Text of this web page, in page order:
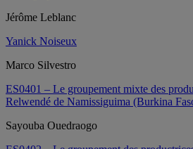
Jérôme Leblanc
Yanick Noiseux
Marco Silvestro
ES0401 – Le groupement mixte des
Relwendé de Namissiguima (Burkina
Sayouba Ouedraogo